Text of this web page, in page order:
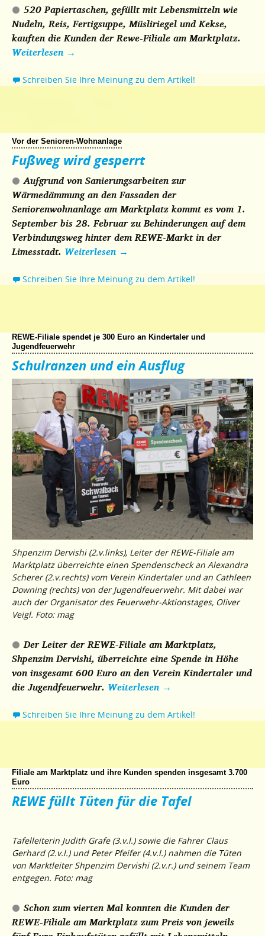
520 Papiertaschen, gefüllt mit Lebensmitteln wie
Nudeln, Reis, Fertigsuppe, Müsliriegel und Kekse,
kauften die Kunden der Rewe-Filiale am Marktplatz.
Weiterlesen →
Schreiben Sie Ihre Meinung zu dem Artikel!
Vor der Senioren-Wohnanlage
Fußweg wird gesperrt
Aufgrund von Sanierungsarbeiten zur
Wärmedämmung an den Fassaden der
Seniorenwohnanlage am Marktplatz kommt es vom 1.
September bis 28. Februar zu Behinderungen auf dem
Verbindungsweg hinter dem REWE-Markt in der
Limesstadt. Weiterlesen →
Schreiben Sie Ihre Meinung zu dem Artikel!
REWE-Filiale spendet je 300 Euro an Kindertaler und
Jugendfeuerwehr
Schulranzen und ein Ausflug
Shpenzim Dervishi (2.v.links), Leiter der REWE-Filiale am
Marktplatz überreichte einen Spendenscheck an Alexandra
Scherer (2.v.rechts) vom Verein Kindertaler und an Cathleen
Downing (rechts) von der Jugendfeuerwehr. Mit dabei war
auch der Organisator des Feuerwehr-Aktionstages, Oliver
Veigl. Foto: mag
Der Leiter der REWE-Filiale am Marktplatz,
Shpenzim Dervishi, überreichte eine Spende in Höhe
von insgesamt 600 Euro an den Verein Kindertaler und
die Jugendfeuerwehr. Weiterlesen →
Schreiben Sie Ihre Meinung zu dem Artikel!
Filiale am Marktplatz und ihre Kunden spenden insgesamt 3.700
Euro
REWE füllt Tüten für die Tafel
Tafelleiterin Judith Grafe (3.v.l.) sowie die Fahrer Claus
Gerhard (2.v.l.) und Peter Pfeifer (4.v.l.) nahmen die Tüten
von Marktleiter Shpenzim Dervishi (2.v.r.) und seinem Team
entgegen. Foto: mag
Schon zum vierten Mal konnten die Kunden der
REWE-Filiale am Marktplatz zum Preis von jeweils